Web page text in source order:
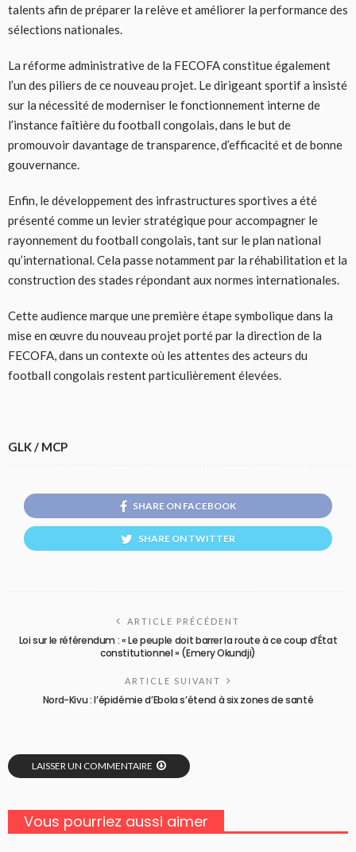
talents afin de préparer la relève et améliorer la performance des
sélections nationales.
La réforme administrative de la FECOFA constitue également
l’un des piliers de ce nouveau projet. Le dirigeant sportif a insisté
sur la nécessité de moderniser le fonctionnement interne de
l’instance faîtière du football congolais, dans le but de
promouvoir davantage de transparence, d’efficacité et de bonne
gouvernance.
Enfin, le développement des infrastructures sportives a été
présenté comme un levier stratégique pour accompagner le
rayonnement du football congolais, tant sur le plan national
qu’international. Cela passe notamment par la réhabilitation et la
construction des stades répondant aux normes internationales.
Cette audience marque une première étape symbolique dans la
mise en œuvre du nouveau projet porté par la direction de la
FECOFA, dans un contexte où les attentes des acteurs du
football congolais restent particulièrement élevées.
GLK / MCP
SHARE ON FACEBOOK
SHARE ON TWITTER
ARTICLE PRÉCÉDENT
Loi sur le référendum : « Le peuple doit barrer la route à ce coup d’État
constitutionnel » (Emery Okundji)
ARTICLE SUIVANT
Nord-Kivu : l’épidémie d’Ebola s’étend à six zones de santé
LAISSER UN COMMENTAIRE
Vous pourriez aussi aimer